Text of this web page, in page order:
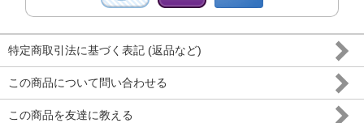
特定商取引法に基づく表記 (返品など)
この商品について問い合わせる
この商品を友達に教える